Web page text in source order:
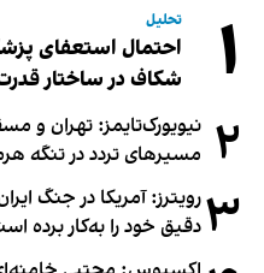
۱ تحلیل
احتمال استعفای
شکاف در ساختار
۲ نیویورک‌تایمز: تهران و
مسیرهای تردد در تنگه
۳رویترز: آمریکا در جنگ
دقیق خود را به‌کار برده